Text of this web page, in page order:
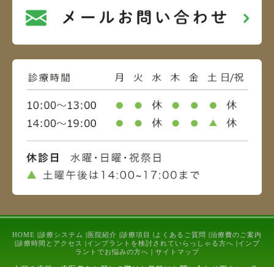
HOME |診療システム |医院紹介 |診療項目 | よくあるご質問 |治療費のご案内
|診療時間とアクセス |インプラントを検討されていらっしゃる方へ |インプ
ラントでお悩みの方へ | サイトマップ